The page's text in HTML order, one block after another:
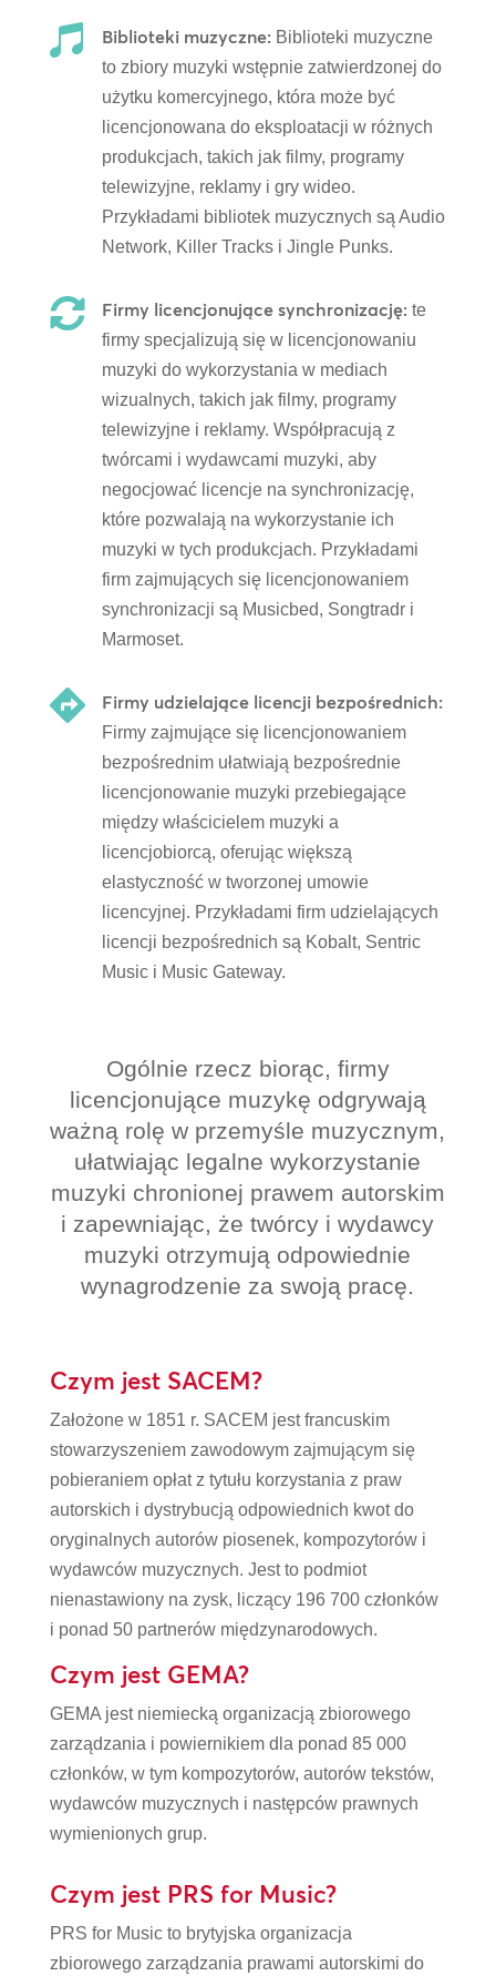
 Biblioteki muzyczne:Biblioteki muzyczne
to zbiory muzyki wstępnie zatwierdzonej do
użytku komercyjnego, która może być
licencjonowana do eksploatacji w różnych
produkcjach, takich jak filmy, programy
telewizyjne, reklamy i gry wideo.
Przykładami bibliotek muzycznych są Audio
Network, Killer Tracks i Jingle Punks.
 Firmy licencjonujące synchronizację:te
firmy specjalizują się w licencjonowaniu
muzyki do wykorzystania w mediach
wizualnych, takich jak filmy, programy
telewizyjne i reklamy. Współpracują z
twórcami i wydawcami muzyki, aby
negocjować licencje na synchronizację,
które pozwalają na wykorzystanie ich
muzyki w tych produkcjach. Przykładami
firm zajmujących się licencjonowaniem
synchronizacji są Musicbed, Songtradr i
Marmoset.
 Firmy udzielające licencji bezpośrednich:
Firmy zajmujące się licencjonowaniem
bezpośrednim ułatwiają bezpośrednie
licencjonowanie muzyki przebiegające
między właścicielem muzyki a
licencjobiorcą, oferując większą
elastyczność w tworzonej umowie
licencyjnej. Przykładami firm udzielających
licencji bezpośrednich są Kobalt, Sentric
Music i Music Gateway.
Ogólnie rzecz biorąc, firmy
licencjonujące muzykę odgrywają
ważną rolę w przemyśle muzycznym,
ułatwiając legalne wykorzystanie
muzyki chronionej prawem autorskim
i zapewniając, że twórcy i wydawcy
muzyki otrzymują odpowiednie
wynagrodzenie za swoją pracę.
Czym jest SACEM?
Założone w 1851 r. SACEM jest francuskim
stowarzyszeniem zawodowym zajmującym się
pobieraniem opłat z tytułu korzystania z praw
autorskich i dystrybucją odpowiednich kwot do
oryginalnych autorów piosenek, kompozytorów i
wydawców muzycznych. Jest to podmiot
nienastawiony na zysk, liczący 196 700 członków
i ponad 50 partnerów międzynarodowych.
Czym jest GEMA?
GEMA jest niemiecką organizacją zbiorowego
zarządzania i powiernikiem dla ponad 85 000
członków, w tym kompozytorów, autorów tekstów,
wydawców muzycznych i następców prawnych
wymienionych grup.
Czym jest PRS for Music?
PRS for Music to brytyjska organizacja
zbiorowego zarządzania prawami autorskimi do